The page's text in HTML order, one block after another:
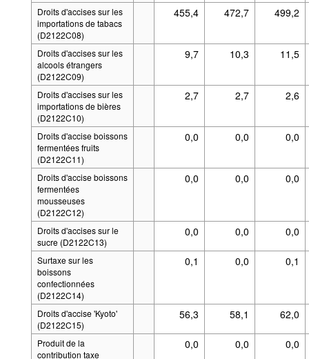
Droits d'accises sur les
importations de tabacs
(D2122C08)
455,4 472,7 499,2
Droits d'accises sur les
alcools étrangers
(D2122C09)
9,7 10,3 11,5
Droits d'accises sur les
importations de bières
(D2122C10)
2,7 2,7 2,6
Droits d'accise boissons
fermentées fruits
(D2122C11)
0,0 0,0 0,0
Droits d'accise boissons
fermentées
mousseuses
(D2122C12)
0,0 0,0 0,0
Droits d'accises sur le
sucre (D2122C13)
0,0 0,0 0,0
Surtaxe sur les
boissons
confectionnées
(D2122C14)
0,1 0,0 0,1
Droits d'accise 'Kyoto'
(D2122C15)
56,3 58,1 62,0
Produit de la
contribution taxe
0,0 0,0 0,0